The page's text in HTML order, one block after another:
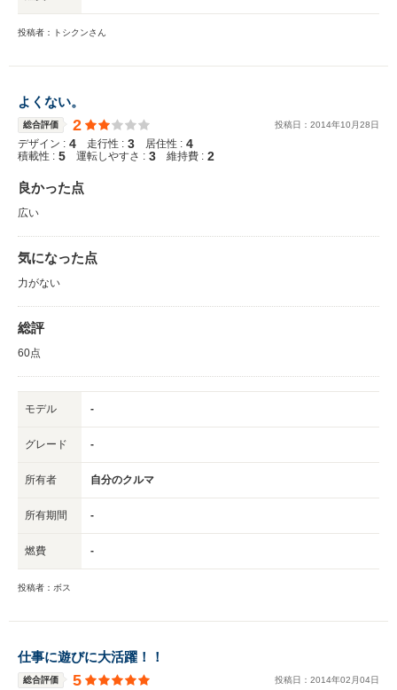
投稿者：トシクンさん
よくない。
総合評価 2 投稿日： 2014年10 月28日
デザイン : 4 走行性 : 3 居住性 : 4
積載性 : 5 運転しやすさ : 3 維持費 : 2
良かった点
広い
気になった点
力がない
総評
60点
モデル -
グレード -
所有者 自分のクルマ
所有期間 -
燃費 -
投稿者：ボス
仕事に遊びに大活躍！！
総合評価 5 投稿日： 2014年02 月04日